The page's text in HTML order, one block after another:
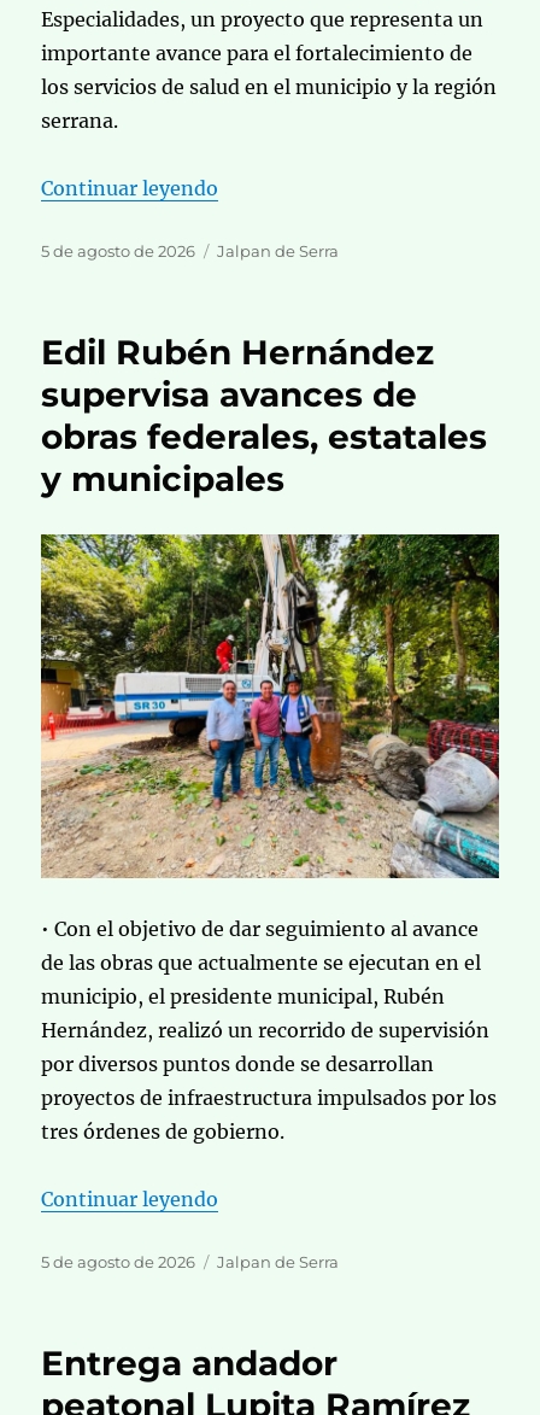
Especialidades, un proyecto que representa un
importante avance para el fortalecimiento de
los servicios de salud en el municipio y la región
serrana.
Continuar leyendo
Publicado
5 de agosto de 2026 Categorías
Jalpan de Serra
Edil Rubén Hernández
supervisa avances de
obras federales, estatales
y municipales
• Con el objetivo de dar seguimiento al avance
de las obras que actualmente se ejecutan en el
municipio, el presidente municipal, Rubén
Hernández, realizó un recorrido de supervisión
por diversos puntos donde se desarrollan
proyectos de infraestructura impulsados por los
tres órdenes de gobierno.
Continuar leyendo
Publicado
5 de agosto de 2026 Categorías
Jalpan de Serra
Entrega andador
peatonal Lupita Ramírez